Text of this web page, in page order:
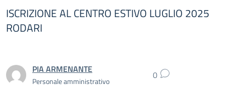
ISCRIZIONE AL CENTRO ESTIVO LUGLIO 2025
RODARI
PIA ARMENANTE
Personale amministrativo 0